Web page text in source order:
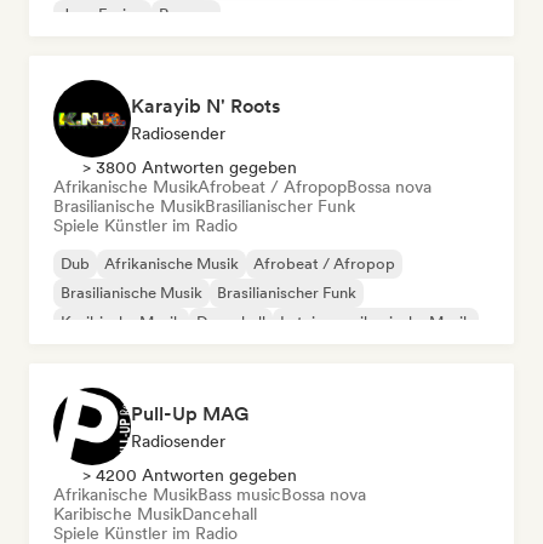
Jazz-Fusion
Reggae
Karayib N' Roots
Radiosender
> 3800 Antworten gegeben
Afrikanische MusikAfrobeat / AfropopBossa nova
Brasilianische MusikBrasilianischer Funk
Spiele Künstler im Radio
Dub Afrikanische Musik
Afrobeat / Afropop
Brasilianische Musik
Brasilianischer Funk
Karibische Musik
Dancehall Lateinamerikanische Musik
Pull-Up MAG
Radiosender
> 4200 Antworten gegeben
Afrikanische MusikBass musicBossa nova
Karibische MusikDancehall
Spiele Künstler im Radio